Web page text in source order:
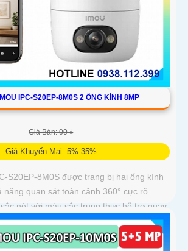
IPC-S20EP-8M0S 2 ỐNG KÍNH 8MP
Giá Bán: 00 ₫
Giá Khuyến Mại: 5%-35%
S20EP-8M0S được trang bị hai ống kính
năng quan sát toàn cảnh 360° cực rõ.
nét với màu sắc trung thực hỗ trợ quay
90°